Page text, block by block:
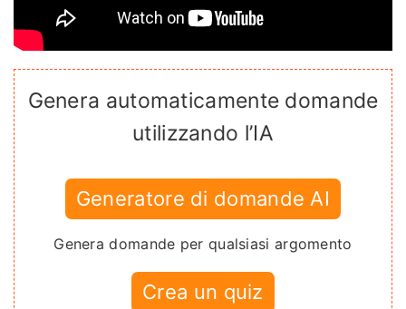
Genera automaticamente domande
utilizzando l’IA
Generatore di domande AI
Genera domande per qualsiasi argomento
Crea un quiz